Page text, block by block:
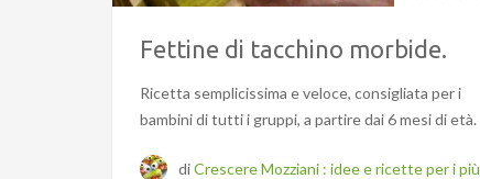
Fettine di tacchino morbide.
Ricetta semplicissima e veloce, consigliata per i
bambini di tutti i gruppi, a partire dai 6 mesi di età.
diCrescere Mozziani : idee e ricette per i più